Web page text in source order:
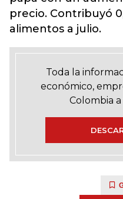
precio. Contribuyó
alimentos a julio.
Toda la
económico,
Colombia